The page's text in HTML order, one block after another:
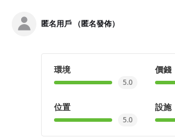
匿名用戶 （匿名發佈）
環境
5.0
價錢
位置
5.0
設施